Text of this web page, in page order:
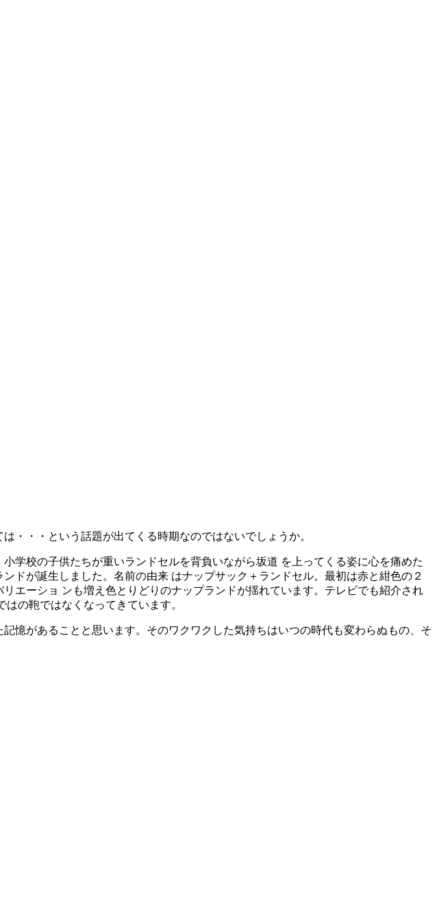
・・・という話題が出てくる時期なのではないでしょうか。
校の子供たちが重いランドセルを背負いながら坂道 を上ってくる姿に心を痛めた
ドが誕生しました。名前の由来 はナップサック＋ランドセル。最初は赤と紺色の２
エーショ ンも増え色とりどりのナップランドが揺れています。テレビでも紹介され
の鞄ではなくなってきています。
憶があることと思います。そのワクワクした気持ちはいつの時代も変わらぬもの、そ